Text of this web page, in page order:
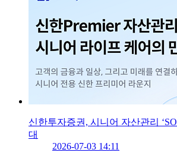
신한투자증권, 시니어 자산관리
대
2026-07-03 14:11